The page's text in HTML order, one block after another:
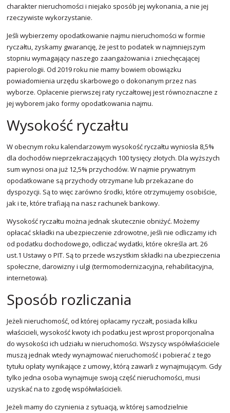
charakter nieruchomości i niejako sposób jej wykonania, a nie jej
rzeczywiste wykorzystanie.
Jeśli wybierzemy opodatkowanie najmu nieruchomości w formie
ryczałtu, zyskamy gwarancję, że jest to podatek w najmniejszym
stopniu wymagający naszego zaangażowania i zniechęcającej
papierologii. Od 2019 roku nie mamy bowiem obowiązku
powiadomienia urzędu skarbowego o dokonanym przez nas
wyborze. Opłacenie pierwszej raty ryczałtowej jest równoznaczne z
jej wyborem jako formy opodatkowania najmu.
Wysokość ryczałtu
W obecnym roku kalendarzowym wysokość ryczałtu wyniosła 8,5%
dla dochodów nieprzekraczających 100 tysięcy złotych. Dla wyższych
sum wynosi ona już 12,5% przychodów. W najmie prywatnym
opodatkowane są przychody otrzymane lub przekazane do
dyspozycji. Są to więc zarówno środki, które otrzymujemy osobiście,
jak i te, które trafiają na nasz rachunek bankowy.
Wysokość ryczałtu można jednak skutecznie obniżyć. Możemy
opłacać składki na ubezpieczenie zdrowotne, jeśli nie odliczamy ich
od podatku dochodowego, odliczać wydatki, które określa art. 26
ust.1 Ustawy o PIT. Są to przede wszystkim składki na ubezpieczenia
społeczne, darowizny i ulgi (termomodernizacyjna, rehabilitacyjna,
internetowa).
Sposób rozliczania
Jeżeli nieruchomość, od której opłacamy ryczałt, posiada kilku
właścicieli, wysokość kwoty ich podatku jest wprost proporcjonalna
do wysokości ich udziału w nieruchomości. Wszyscy współwłaściciele
muszą jednak wtedy wynajmować nieruchomość i pobierać z tego
tytułu opłaty wynikające z umowy, którą zawarli z wynajmującym. Gdy
tylko jedna osoba wynajmuje swoją część nieruchomości, musi
uzyskać na to zgodę współwłaścicieli.
Jeżeli mamy do czynienia z sytuacją, w której samodzielnie